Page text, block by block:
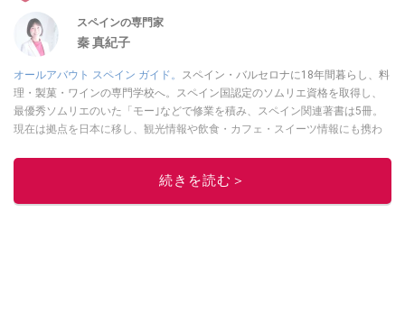
スペインの専門家
秦 真紀子
オールアバウト スペイン ガイド。
スペイン・バルセロナに18年間暮らし、料
理・製菓・ワインの専門学校へ。スペイン国認定のソムリエ資格を取得し、
最優秀ソムリエのいた「モー｣などで修業を積み、スペイン関連著書は5冊。
現在は拠点を日本に移し、観光情報や飲食・カフェ・スイーツ情報にも携わ
ーツ販売チェーンのおすすめ商品情報も発信。
17州おいしい旅』（‎産業編集センター刊）ほか。
ガイドや、飲食関連の方の視察旅行のコーディネートやガイド、スペインの
続きを読む＞